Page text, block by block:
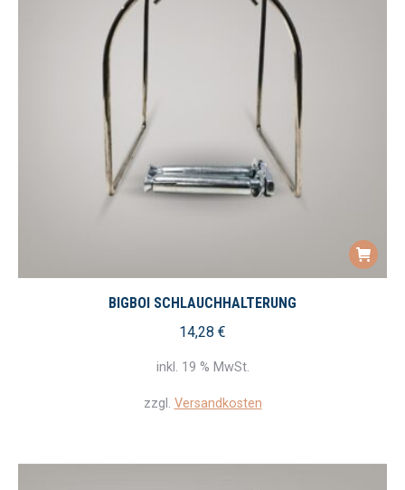
BIGBOI SCHLAUCHHALTERUNG
14,28 €
inkl. 19 % MwSt.
zzgl. Versandkosten